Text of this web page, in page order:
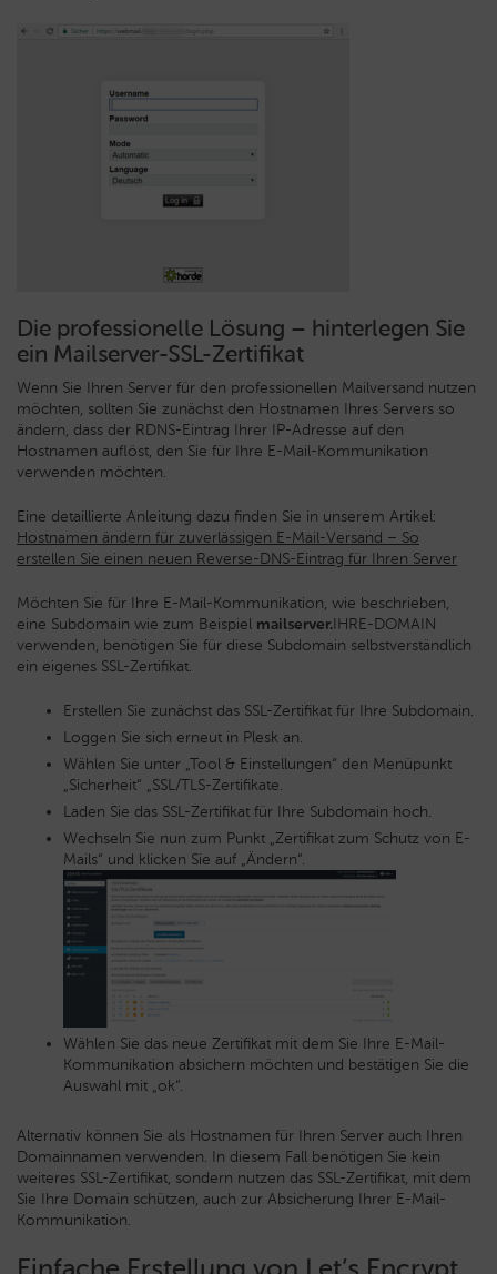
Die professionelle Lösung – hinterlegen Sie
ein Mailserver-SSL-Zertifikat
Wenn Sie Ihren Server für den professionellen Mailversand nutzen
möchten, sollten Sie zunächst den Hostnamen Ihres Servers so
ändern, dass der RDNS-Eintrag Ihrer IP-Adresse auf den
Hostnamen auflöst, den Sie für Ihre E-Mail-Kommunikation
verwenden möchten.
Eine detaillierte Anleitung dazu finden Sie in unserem Artikel:
Hostnamen ändern für zuverlässigen E-Mail-Versand – So
erstellen Sie einen neuen Reverse-DNS-Eintrag für Ihren Server
Möchten Sie für Ihre E-Mail-Kommunikation, wie beschrieben,
eine Subdomain wie zum Beispiel mailserver.IHRE-DOMAIN
verwenden, benötigen Sie für diese Subdomain selbstverständlich
ein eigenes SSL-Zertifikat.
Erstellen Sie zunächst das SSL-Zertifikat für Ihre Subdomain.
Loggen Sie sich erneut in Plesk an.
Wählen Sie unter „Tool & Einstellungen“ den Menüpunkt
„Sicherheit“ „SSL/TLS-Zertifikate.
Laden Sie das SSL-Zertifikat für Ihre Subdomain hoch.
Wechseln Sie nun zum Punkt „Zertifikat zum Schutz von E-
Mails“ und klicken Sie auf „Ändern“.
Wählen Sie das neue Zertifikat mit dem Sie Ihre E-Mail-
Kommunikation absichern möchten und bestätigen Sie die
Auswahl mit „ok“.
Alternativ können Sie als Hostnamen für Ihren Server auch Ihren
Domainnamen verwenden. In diesem Fall benötigen Sie kein
weiteres SSL-Zertifikat, sondern nutzen das SSL-Zertifikat, mit dem
Sie Ihre Domain schützen, auch zur Absicherung Ihrer E-Mail-
Kommunikation.